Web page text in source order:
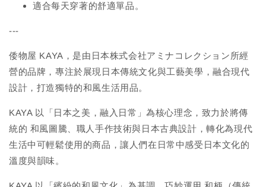
適合每天穿著的舒適單品。
---
倭物屋 KAYA，是由日本株式会社アミナコレクション所經
營的品牌，專注於展現日本傳統文化與工藝美學，融合現代
設計，打造獨特的和風生活用品。
KAYA 以「日本之美，融入日常」為核心理念，致力於將傳
統的 和風圖騰、職人手作技術與日本古典設計，轉化為現代
生活中可輕鬆使用的商品，讓人們在日常中感受日本文化的
溫度與韻味。